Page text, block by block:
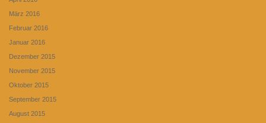
März 2016
Februar 2016
Januar 2016
Dezember 2015
November 2015
Oktober 2015
September 2015
August 2015